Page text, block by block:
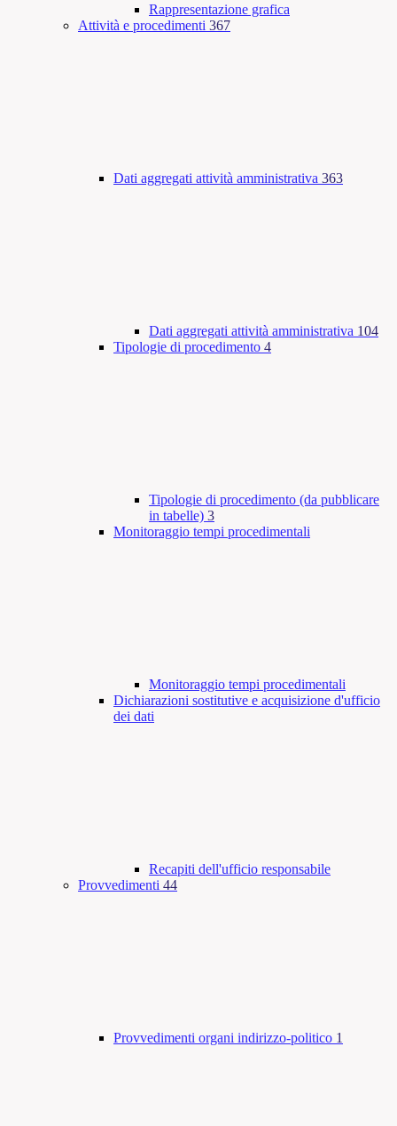
Rappresentazione grafica
Attività e procedimenti 367
Dati aggregati attività amministrativa 363
Dati aggregati attività amministrativa 104
Tipologie di procedimento 4
Tipologie di procedimento (da pubblicare
in tabelle) 3
Monitoraggio tempi procedimentali
Monitoraggio tempi procedimentali
Dichiarazioni sostitutive e acquisizione d'ufficio
dei dati
Recapiti dell'ufficio responsabile
Provvedimenti 44
Provvedimenti organi indirizzo-politico 1